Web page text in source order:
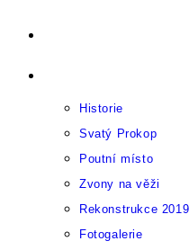
obsahu
Historie
Svatý Prokop
Poutní místo
Zvony na věži
Rekonstrukce
Fotogalerie